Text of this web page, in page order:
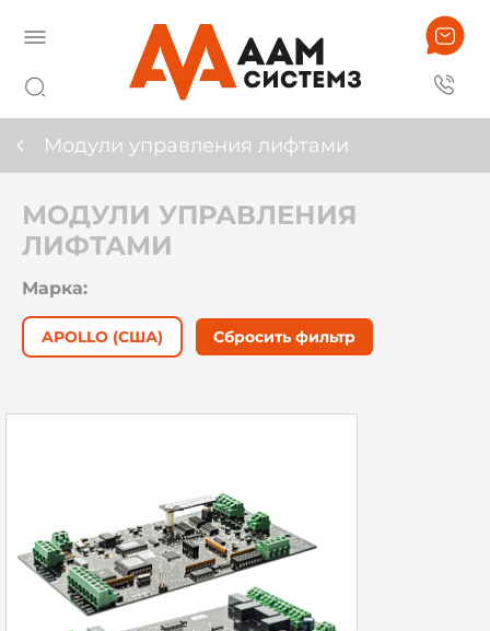
Модули управления лифтами
МОДУЛИ УПРАВЛЕНИЯ
ЛИФТАМИ
Марка:
APOLLO (США) Сбросить фильтр